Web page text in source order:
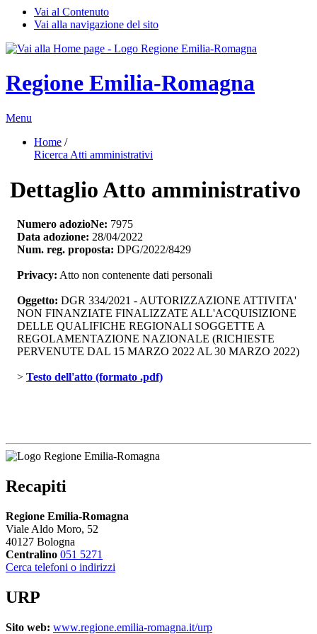
Vai al Contenuto
Vai alla navigazione del sito
Regione Emilia-Romagna
Menu
Home /
Ricerca Atti amministrativi
Dettaglio Atto amministrativo
Numero adozioNe: 7975
Data adozione: 28/04/2022
Num. reg. proposta: DPG/2022/8429
Privacy: Atto non contenente dati personali
Oggetto: DGR 334/2021 - AUTORIZZAZIONE ATTIVITA'
NON FINANZIATE FINALIZZATE ALL'ACQUISIZIONE
DELLE QUALIFICHE REGIONALI SOGGETTE A
REGOLAMENTAZIONE NAZIONALE (RICHIESTE
PERVENUTE DAL 15 MARZO 2022 AL 30 MARZO 2022)
> Testo dell'atto (formato .pdf)
Recapiti
Regione Emilia-Romagna
Viale Aldo Moro, 52
40127 Bologna
Centralino 051 5271
Cerca telefoni o indirizzi
URP
Sito web: www.regione.emilia-romagna.it/urp